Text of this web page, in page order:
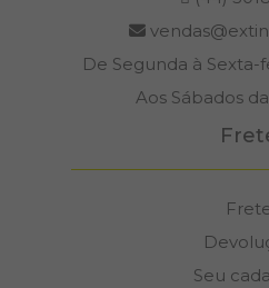
De Segunda à Sexta-
Aos Sábados
Seu